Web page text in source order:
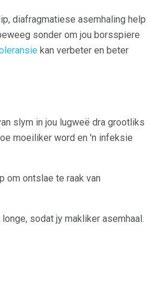
diafragmatiese asemhaling help
sonder om jou borsspiere
kan verbeter en beter
slym in jou lugweë dra grootliks
moeiliker word en 'n infeksie
om ontslae te raak van
sodat jy makliker asemhaal.